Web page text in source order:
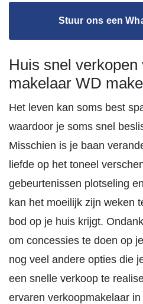
Stuur ons een
Huis snel
makelaar WD
Het leven kan soms best
waardoor je soms snel
Misschien is je baan
liefde op het toneel
gebeurtenissen plotseling
kan het moeilijk zijn weken
bod op je huis krijgt.
om concessies te doen op
nog veel andere opties die
een snelle verkoop te
ervaren verkoopmakelaar